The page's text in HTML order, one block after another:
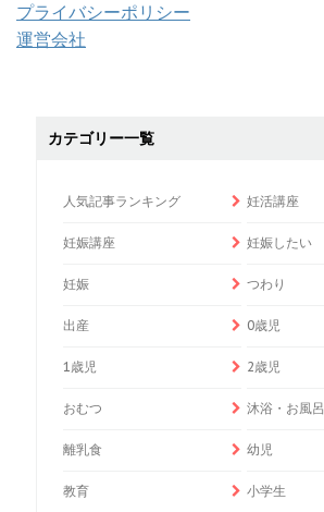
プライバシーポリシー
運営会社
カテゴリー一覧
人気記事ランキング 妊活講座
妊娠講座 妊娠したい
妊娠 つわり
出産 0歳児
1歳児 2歳児
おむつ 沐浴・お風呂
離乳食 幼児
教育 小学生